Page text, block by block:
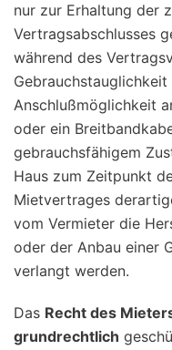
nur zur Erhaltung der
Vertragsabschlusses
während des
Anschlußmöglichkeit
oder ein
gebrauchsfähigem
Haus zum Zeitpunkt
Mietvertrages
vom Vermieter die
oder der Anbau einer
verlangt werden.
Das Recht des
grundrechtlich